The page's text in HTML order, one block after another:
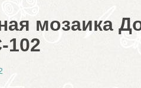
мозаика
102